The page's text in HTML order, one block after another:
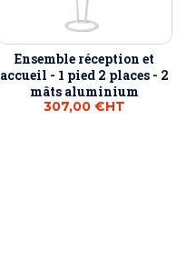
Ensemble réception et
accueil - 1 pied 2 places - 2
mâts aluminium
307,00 €HT